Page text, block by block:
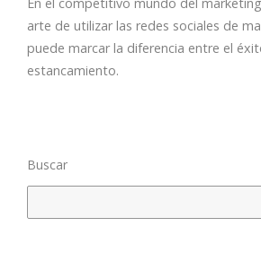
arte de utilizar las redes sociales de
puede marcar la diferencia entre el
estancamiento.
Buscar